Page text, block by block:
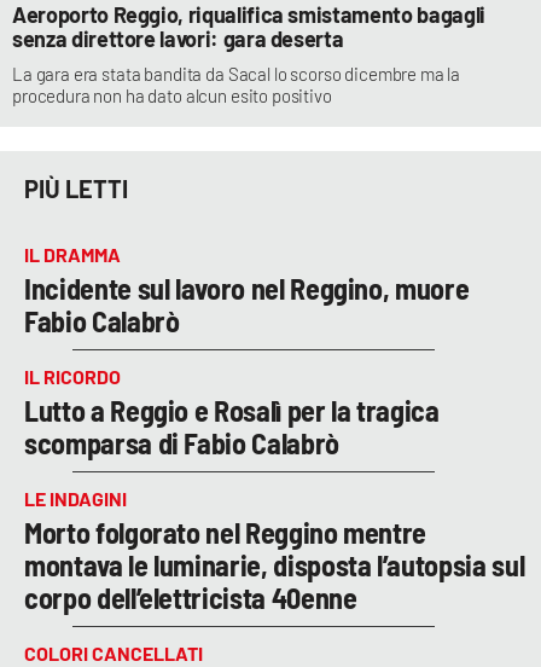
Aeroporto Reggio, riqualifica smistamento bagagli
senza direttore lavori: gara deserta
La gara era stata bandita da Sacal lo scorso dicembre ma la
procedura non ha dato alcun esito positivo
PIÙ LETTI
IL DRAMMA
Incidente sul lavoro nel Reggino, muore
Fabio Calabrò
IL RICORDO
Lutto a Reggio e Rosalì per la tragica
scomparsa di Fabio Calabrò
LE INDAGINI
Morto folgorato nel Reggino mentre
montava le luminarie, disposta l’autopsia sul
corpo dell’elettricista 40enne
COLORI CANCELLATI